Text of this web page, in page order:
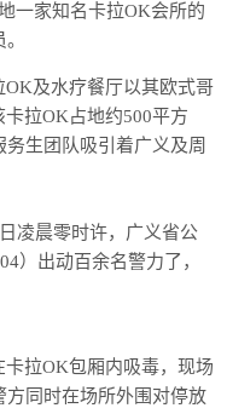
一家知名卡拉OK会所的
及水疗餐厅以其欧式哥
拉OK占地约500平方
生团队吸引着广义及周
凌晨零时许，广义省公
）出动百余名警力了，
拉OK包厢内吸毒，现场
同时在场所外围对停放